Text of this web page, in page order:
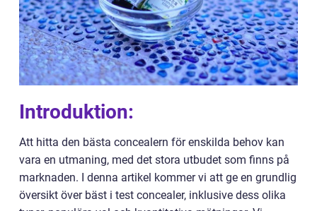
Introduktion:
Att hitta den bästa concealern för enskilda behov kan
vara en utmaning, med det stora utbudet som finns på
marknaden. I denna artikel kommer vi att ge en grundlig
översikt över bäst i test concealer, inklusive dess olika